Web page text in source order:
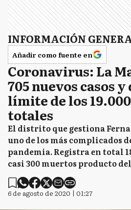
INFORMACIÓN
Añadir como fuente en
Coronavirus: La
705 nuevos casos
límite de los
totales
El distrito que gestiona
uno de los más complicados
pandemia. Registra en total
casi 300 muertos producto
6 de agosto de 2020 | 01:27